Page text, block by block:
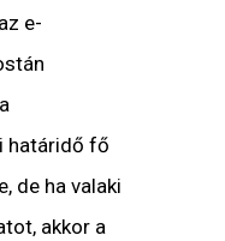
e-
határidő fő
de ha valaki
akkor a